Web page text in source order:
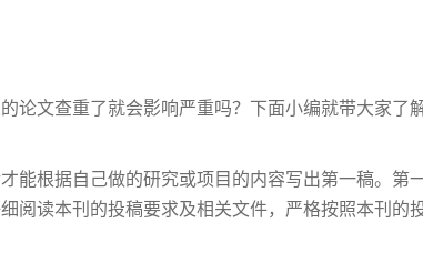
论文查重了就会影响严重吗？下面小编就带大家了
能根据自己做的研究或项目的内容写出第一稿。第
阅读本刊的投稿要求及相关文件，严格按照本刊的